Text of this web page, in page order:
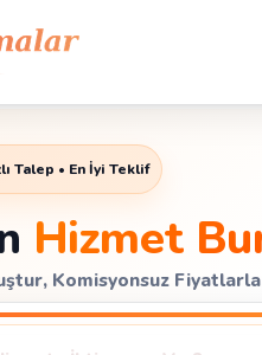
Talep • En İyi Teklif
Hizmet
Komisyonsuz